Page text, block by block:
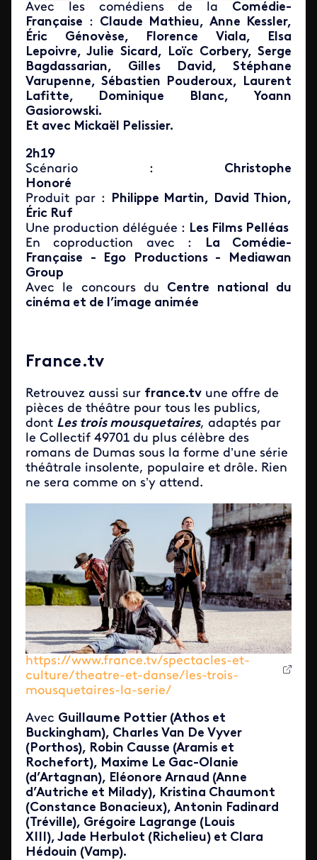
Avec les comédiens de la Comédie-
Française : Claude Mathieu, Anne Kessler,
Éric Génovèse, Florence Viala, Elsa
Lepoivre, Julie Sicard, Loïc Corbery, Serge
Bagdassarian, Gilles David, Stéphane
Varupenne, Sébastien Pouderoux, Laurent
Lafitte, Dominique Blanc, Yoann
Gasiorowski.
Et avec Mickaël Pelissier.
2h19
Scénario : Christophe
Honoré
Produit par : Philippe Martin, David Thion,
Éric Ruf
Une production déléguée : Les Films Pelléas
En coproduction avec :
La Comédie-
Française - Ego Productions - Mediawan
Group
Avec le concours du Centre national du
cinéma et de l’image animée
France.tv
Retrouvez aussi sur france.tv une offre de
pièces de théâtre pour tous les publics,
dont Les trois mousquetaires, adaptés par
le Collectif 49701 du plus célèbre des
romans de Dumas sous la forme d’une série
théâtrale insolente, populaire et drôle. Rien
ne sera comme on s’y attend.
https://www.france.tv/spectacles-et-
culture/theatre-et-danse/les-trois-
mousquetaires-la-serie/
Avec Guillaume Pottier (Athos et
Buckingham), Charles Van De Vyver
(Porthos), Robin Causse (Aramis et
Rochefort), Maxime Le Gac-Olanie
(d’Artagnan), Eléonore Arnaud (Anne
d’Autriche et Milady), Kristina Chaumont
(Constance Bonacieux), Antonin Fadinard
(Tréville), Grégoire Lagrange (Louis
XIII), Jade Herbulot (Richelieu) et Clara
Hédouin (Vamp).